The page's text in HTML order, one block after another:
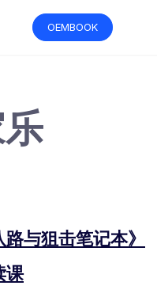
OEMBOOK
与狙击笔记本》
课